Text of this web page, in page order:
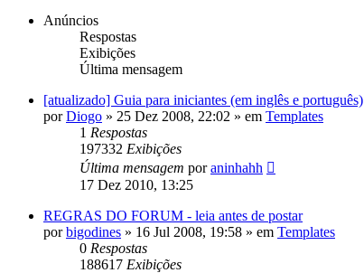
Anúncios
Respostas
Exibições
Última mensagem
[atualizado] Guia para iniciantes (em inglês e português)
porDiogo » 25 Dez 2008, 22:02 » em Templates
1 Respostas
197332 Exibições
Última mensagem poraninhahh
17 Dez 2010, 13:25
REGRAS DO FORUM - leia antes de postar
porbigodines » 16 Jul 2008, 19:58 » em Templates
0 Respostas
188617 Exibições